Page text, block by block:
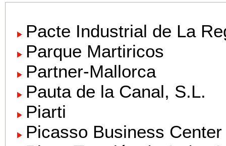
Pacte Industrial de La
Parque Martiricos
Partner-Mallorca
Pauta de la Canal, S.L.
Piarti
Picasso Business Center